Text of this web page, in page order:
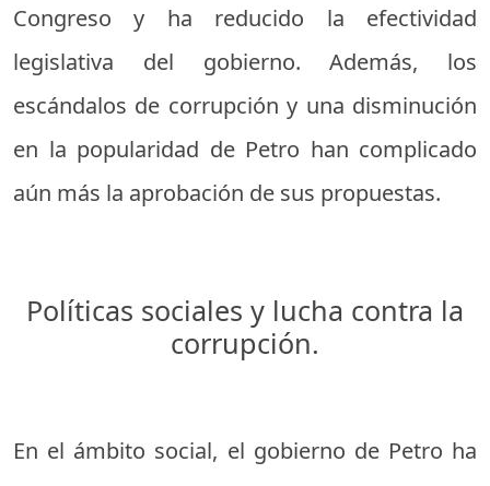
Congreso y ha reducido la efectividad
legislativa del gobierno. Además, los
escándalos de corrupción y una disminución
en la popularidad de Petro han complicado
aún más la aprobación de sus propuestas.
Políticas sociales y lucha contra la
corrupción.
En el ámbito social, el gobierno de Petro ha